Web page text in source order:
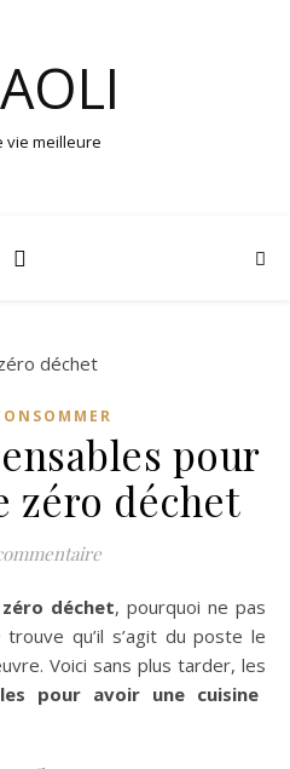
vie meilleure
pour
zéro déchet
déchet, pourquoi ne pas
qu’il s’agit du poste le
Voici sans plus tarder, les
pour avoir une cuisine